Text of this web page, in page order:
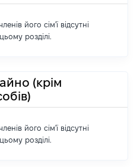
його сім'ї відсутні
розділі.
(крім
його сім'ї відсутні
розділі.